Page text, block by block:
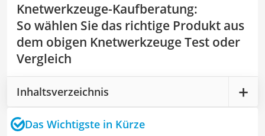
Knetwerkzeuge-Kaufberatung:
So wählen Sie das richtige Produkt aus
dem obigen Knetwerkzeuge Test oder
Vergleich
Inhaltsverzeichnis
Das Wichtigste in Kürze